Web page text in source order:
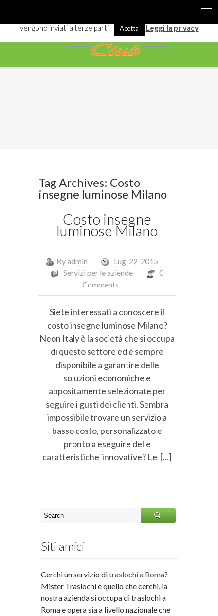
Tag Archives: Costo
insegne luminose Milano
Costo insegne
luminose Milano
Byadmin
Lug-22-2015
Servizi per le aziende
0
Comments.
Siete interessati a conoscere il
costo insegne luminose Milano?
Neon Italy è la società che si occupa
di questo settore ed è sempre
disponibile a garantire delle
soluzioni economiche e
appositamente selezionate per
seguire i gusti dei clienti. Sembra
impossibile trovare un servizio a
basso costo, personalizzato e
pronto a eseguire delle
caratteristiche innovative? Le […]
Siti amici
Cerchi un servizio ditraslochi a Roma?
Mister Traslochi è quello che cerchi, la
nostra azienda si occupa di traslochi a
Roma e opera sia a livello nazionale che
vengono inviati a terze parti.
Acetta Leggi la privacy